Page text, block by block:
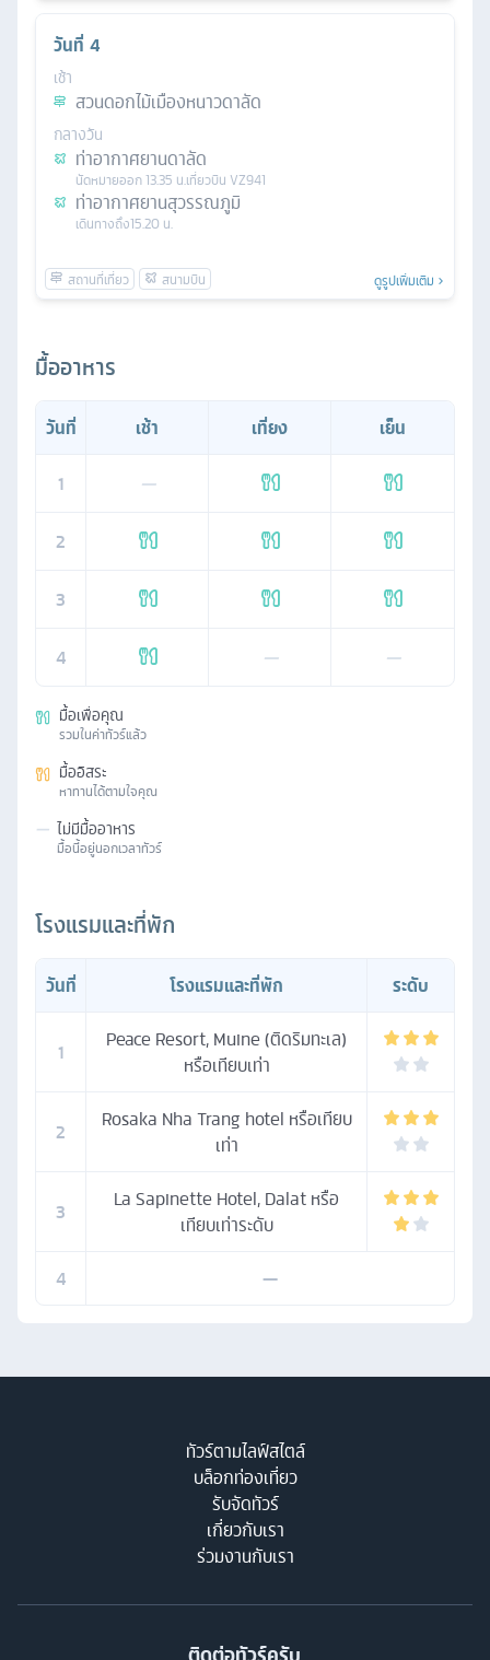
วันที่ 4
เช้า
สวนดอกไม้เมืองหนาวดาลัด
กลางวัน
ท่าอากาศยานดาลัด
นัดหมายออก13.35 น.เที่ยวบิน VZ941
ท่าอากาศยานสุวรรณภูมิ
เดินทางถึง15.20 น.
ดูรูปเพิ่มเติม
มื้ออาหาร
วันที่ เช้า เที่ยง
เย็น
1
—
2
3
4 — —
มื้อเพื่อคุณ
รวมในค่าทัวร์แล้ว
มื้ออิสระ
หาทานได้ตามใจคุณ
— ไม่มีมื้ออาหาร
มื้อนี้อยู่นอกเวลาทัวร์
โรงแรมและที่พัก
วันที่ โรงแรมและที่พัก ระดับ
1
Peace Resort, Muine (ติดริมทะเล)
หรือเทียบเท่า
2
Rosaka Nha Trang hotel หรือเทียบ
เท่า
3
La Sapinette Hotel, Dalat หรือ
เทียบเท่าระดับ
4
—
ทัวร์ตามไลฟ์สไตล์
บล็อกท่องเที่ยว
รับจัดทัวร์
เกี่ยวกับเรา
ร่วมงานกับเรา